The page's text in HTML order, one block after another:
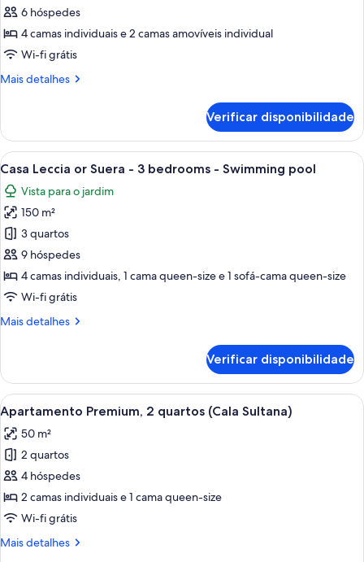
para
o
mar
(Spa)
de
Apartamento
Clássico,
quartos
6 hóspedes
4 camas individuais e 2 camas amovíveis individual
Wi-fi grátis
Mais detalhes
Mais
quarto:
Apartamento
Clássico,
quartos
Verificar disponibilidade
Ver
todas
as
imagens
de
Casa
Leccia
or
-
-
Swimming
pool
Piscina com espreguiçadeiras e
14
Casa Leccia or Suera - 3 bedrooms - Swimming pool
Vista para o jardim
150 m²
3 quartos
9 hóspedes
4 camas individuais, 1 cama queen-size e 1 sofá-cama queen-size
Wi-fi grátis
Mais detalhes
Mais
quarto:
Casa
Leccia
Suera
bedrooms
-
Swimming
pool
Verificar disponibilidade
Ver
todas
as
imagens
de
Apartamento
Premium,
quartos
Um deck de madeira com uma
15
Apartamento Premium, 2 quartos (Cala Sultana)
50 m²
2 quartos
4 hóspedes
2 camas individuais e 1 cama queen-size
Wi-fi grátis
Mais detalhes
Mais